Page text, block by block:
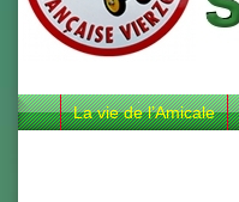
La vie de l’Amicale